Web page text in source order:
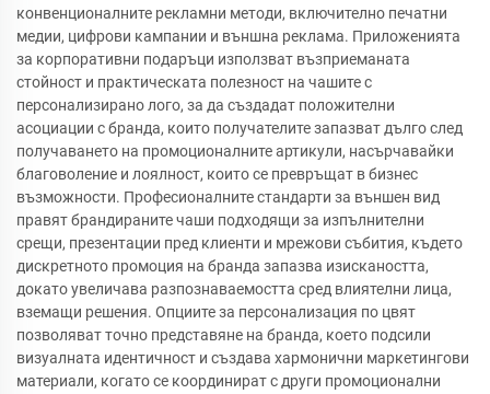
конвенционалните рекламни методи, включително печатни
медии, цифрови кампании и външна реклама. Приложенията
за корпоративни подаръци използват възприеманата
стойност и практическата полезност на чашите с
персонализирано лого, за да създадат положителни
асоциации с бранда, които получателите запазват дълго след
получаването на промоционалните артикули, насърчавайки
благоволение и лоялност, които се превръщат в бизнес
възможности. Професионалните стандарти за външен вид
правят брандираните чаши подходящи за изпълнителни
срещи, презентации пред клиенти и мрежови събития, където
дискретното промоция на бранда запазва изискаността,
докато увеличава разпознаваемостта сред влиятелни лица,
вземащи решения. Опциите за персонализация по цвят
позволяват точно представяне на бранда, което подсили
визуалната идентичност и създава хармонични маркетингови
материали, когато се координират с други промоционални